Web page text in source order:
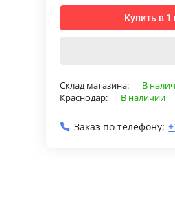
Купить в 1
Склад магазина:
В
Краснодар:
В наличии
Заказ по телефону: